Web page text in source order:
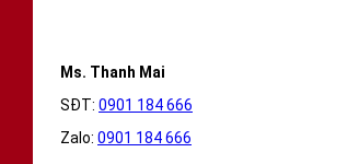
Ms. Thanh Mai
SĐT: 0901 184 666
Zalo: 0901 184 666